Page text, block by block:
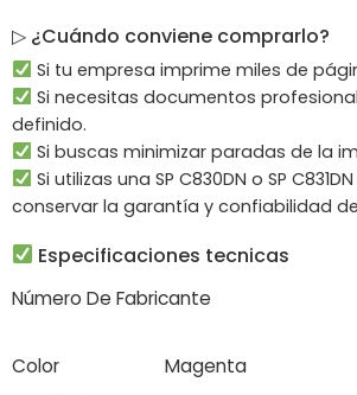
▷ ¿Cuándo conviene comprarlo?
Si tu empresa imprime miles de
Si necesitas documentos
definido.
Si buscas minimizar paradas de la
Si utilizas una SP C830DN o SP
conservar la garantía y confiabilidad
Especificaciones tecnicas
Número De Fabricante
Color
Magenta